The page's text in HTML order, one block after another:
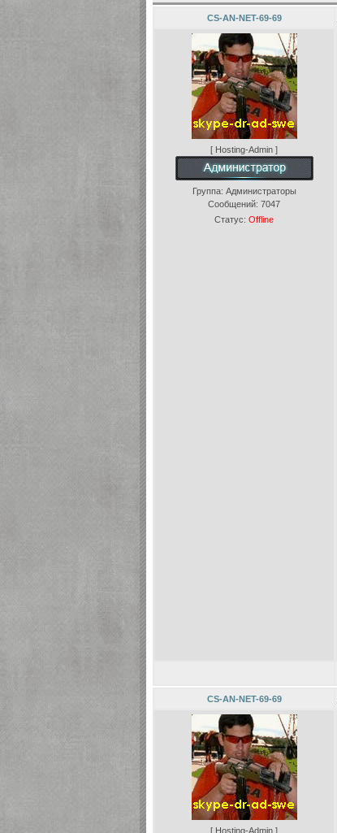
CS-AN-NET-69-69
[ Hosting-Admin ]
Группа: Администраторы
Сообщений: 7047
Статус: Offline
CS-AN-NET-69-69
[ Hosting-Admin ]